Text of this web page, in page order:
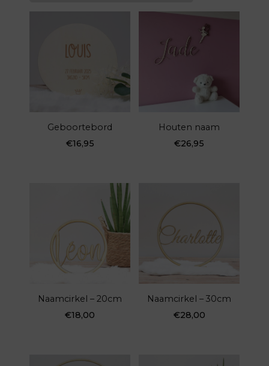
Geboortebord
€16,95
Houten naam
€26,95
Naamcirkel – 20cm
€18,00
Naamcirkel – 30cm
€28,00